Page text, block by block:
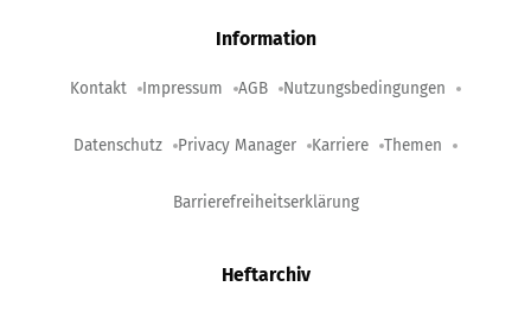
Information
Kontakt Impressum AGB Nutzungsbedingungen
Datenschutz Privacy Manager Karriere Themen
Barrierefreiheitserklärung
Heftarchiv